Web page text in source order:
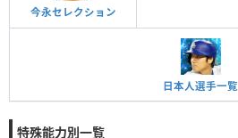
今永セレクション
日本人選手一覧
特殊能力別一覧